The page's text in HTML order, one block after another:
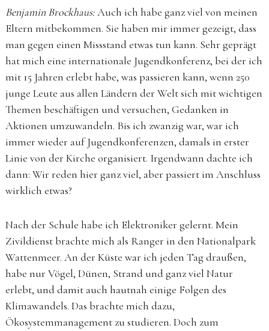
Benjamin Brockhaus:Auch ich habe ganz viel von meinen
Eltern mitbekommen. Sie haben mir immer gezeigt, dass
man gegen einen Missstand etwas tun kann. Sehr geprägt
hat mich eine internationale Jugendkonferenz, bei der ich
mit 15 Jahren erlebt habe, was passieren kann, wenn 250
junge Leute aus allen Ländern der Welt sich mit wichtigen
Themen beschäftigen und versuchen, Gedanken in
Aktionen umzuwandeln. Bis ich zwanzig war, war ich
immer wieder auf Jugendkonferenzen, damals in erster
Linie von der Kirche organisiert. Irgendwann dachte ich
dann: Wir reden hier ganz viel, aber passiert im Anschluss
wirklich etwas?
Nach der Schule habe ich Elektroniker gelernt. Mein
Zivildienst brachte mich als Ranger in den Nationalpark
Wattenmeer. An der Küste war ich jeden Tag draußen,
habe nur Vögel, Dünen, Strand und ganz viel Natur
erlebt, und damit auch hautnah einige Folgen des
Klimawandels. Das brachte mich dazu,
Ökosystemmanagement zu studieren. Doch zum